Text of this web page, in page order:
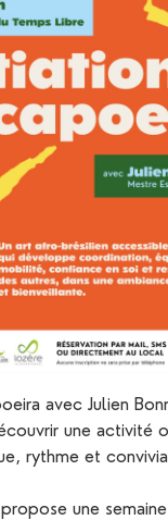
avec Julien
une activité
rythme et
une